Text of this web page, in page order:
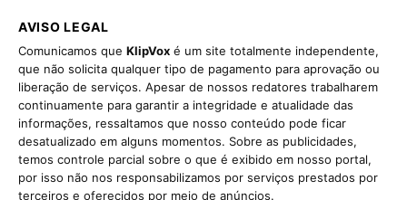
AVISO LEGAL
Comunicamos que KlipVox é um site totalmente independente,
que não solicita qualquer tipo de pagamento para aprovação ou
liberação de serviços. Apesar de nossos redatores trabalharem
continuamente para garantir a integridade e atualidade das
informações, ressaltamos que nosso conteúdo pode ficar
desatualizado em alguns momentos. Sobre as publicidades,
temos controle parcial sobre o que é exibido em nosso portal,
por isso não nos responsabilizamos por serviços prestados por
terceiros e oferecidos por meio de anúncios.